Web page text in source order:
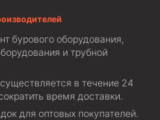
бурового оборудования,
и трубной
в течение 24
время доставки.
для оптовых покупателей.